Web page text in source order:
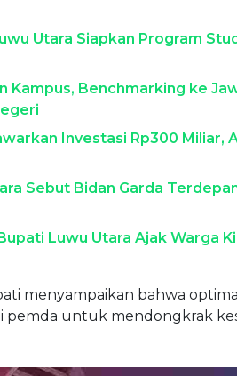
Utara Siapkan Program
Kampus, Benchmarking ke
Investasi Rp300 Miliar,
Sebut Bidan Garda
Luwu Utara Ajak Warga
menyampaikan bahwa
pemda untuk mendongkrak